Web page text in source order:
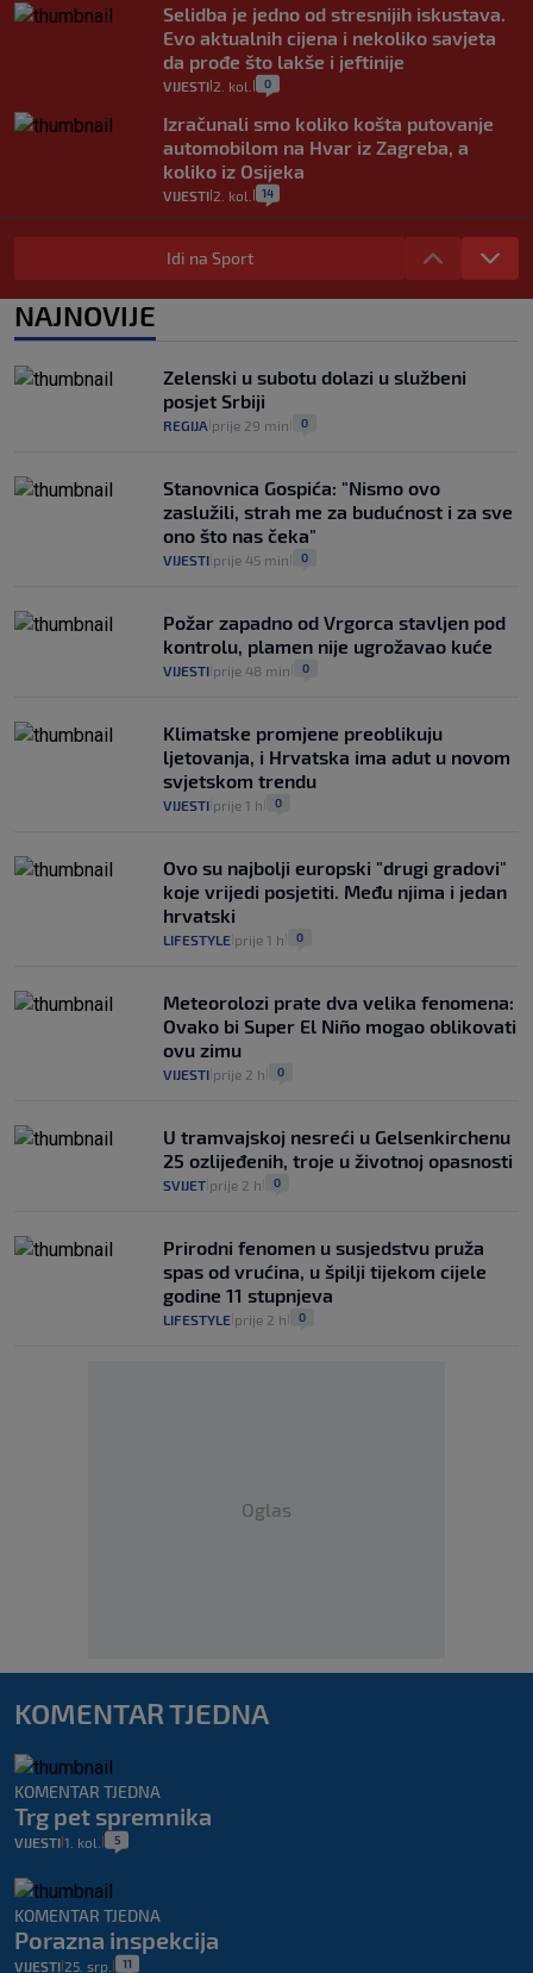
Selidba je jedno od stresnijih iskustava.
Evo aktualnih cijena i nekoliko savjeta
da prođe što lakše i jeftinije
VIJESTI 2. kol. 0
Izračunali smo koliko košta putovanje
automobilom na Hvar iz Zagreba, a
koliko iz Osijeka
VIJESTI 2. kol. 14
"Kći je otišla na more, a zaboravila
zdravstvenu iskaznicu". Kakva su prava
pacijenata izvan mjesta prebivališta?
VIJESTI 1. kol. 1
Plenković na 15 dana ukine mjere: "Ne bi
se dogodilo ništa. Vlada se zaljubila u te
intervencije"
30. srp. 25
Idi na Sport
NAJNOVIJE
Zelenski u subotu dolazi u službeni
posjet Srbiji
REGIJA prije 29 min 0
Stanovnica Gospića: "Nismo ovo
zaslužili, strah me za budućnost i za sve
ono što nas čeka"
VIJESTI prije 45 min 0
Požar zapadno od Vrgorca stavljen pod
kontrolu, plamen nije ugrožavao kuće
VIJESTI prije 48 min 0
Klimatske promjene preoblikuju
ljetovanja, i Hrvatska ima adut u novom
svjetskom trendu
VIJESTI prije 1 h 0
Ovo su najbolji europski "drugi gradovi"
koje vrijedi posjetiti. Među njima i jedan
hrvatski
LIFESTYLE prije 1 h 0
Meteorolozi prate dva velika fenomena:
Ovako bi Super El Niño mogao oblikovati
ovu zimu
VIJESTI prije 2 h 0
U tramvajskoj nesreći u Gelsenkirchenu
25 ozlijeđenih, troje u životnoj opasnosti
SVIJET prije 2 h 0
Prirodni fenomen u susjedstvu pruža
spas od vrućina, u špilji tijekom cijele
godine 11 stupnjeva
LIFESTYLE prije 2 h 0
Oglas
KOMENTAR TJEDNA
KOMENTAR TJEDNA
Trg pet spremnika
VIJESTI 1. kol. 5
KOMENTAR TJEDNA
Porazna inspekcija
VIJESTI 25. srp. 11